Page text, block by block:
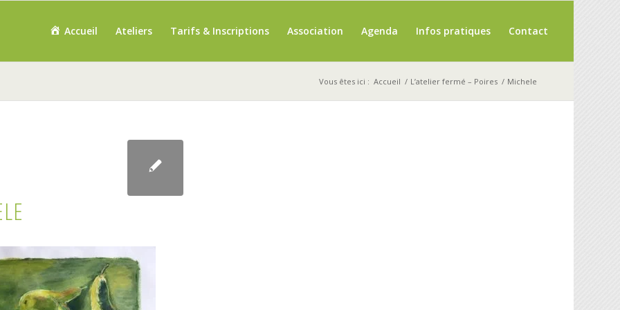
Accueil Ateliers Tarifs & Inscriptions Association Agenda Infos pratiques Contact
Vous êtes ici : Accueil / L’atelier fermé – Poires / Michele